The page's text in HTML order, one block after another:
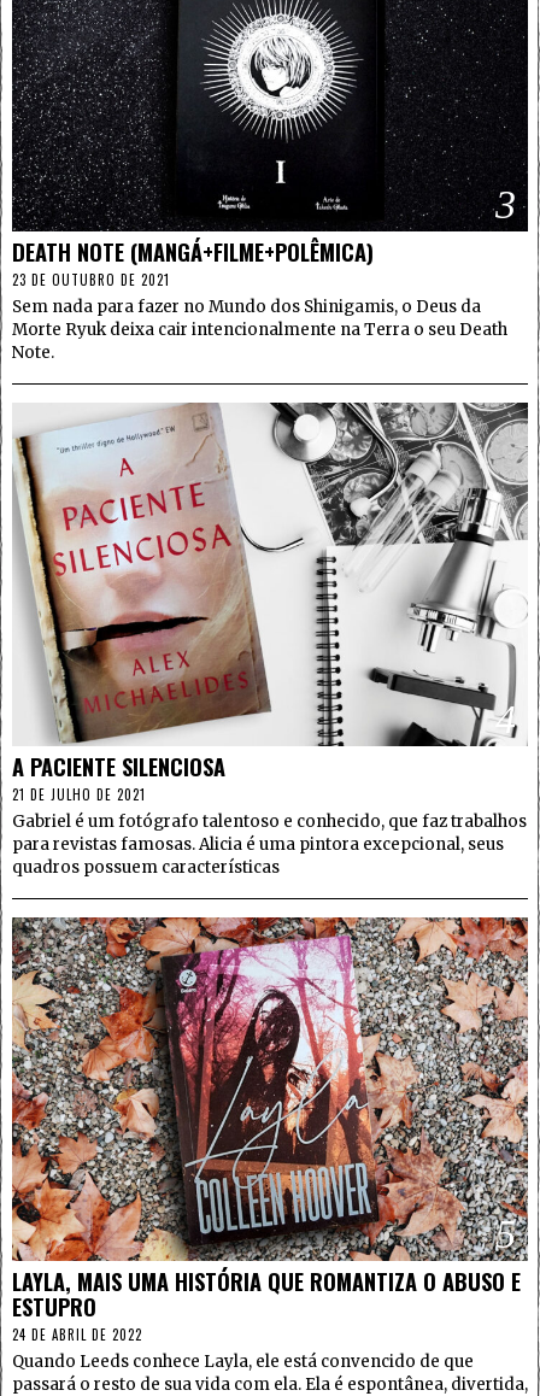
3
DEATH NOTE (MANGÁ+FILME+POLÊMICA)
23 DE OUTUBRO DE 2021
Sem nada para fazer no Mundo dos Shinigamis, o Deus da
Morte Ryuk deixa cair intencionalmente na Terra o seu Death
Note.
4
A PACIENTE SILENCIOSA
21 DE JULHO DE 2021
Gabriel é um fotógrafo talentoso e conhecido, que faz trabalhos
para revistas famosas. Alicia é uma pintora excepcional, seus
quadros possuem características
5
LAYLA, MAIS UMA HISTÓRIA QUE ROMANTIZA O ABUSO E
ESTUPRO
24 DE ABRIL DE 2022
Quando Leeds conhece Layla, ele está convencido de que
passará o resto de sua vida com ela. Ela é espontânea, divertida,